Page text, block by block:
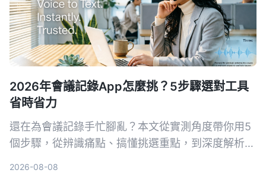
2026年會議記錄App怎麼挑？5步驟選對工具
省時省力
還在為會議記錄手忙腳亂？本文從實測角度帶你用5
個步驟，從辨識痛點、搞懂挑選重點，到深度解析首
2026-08-08